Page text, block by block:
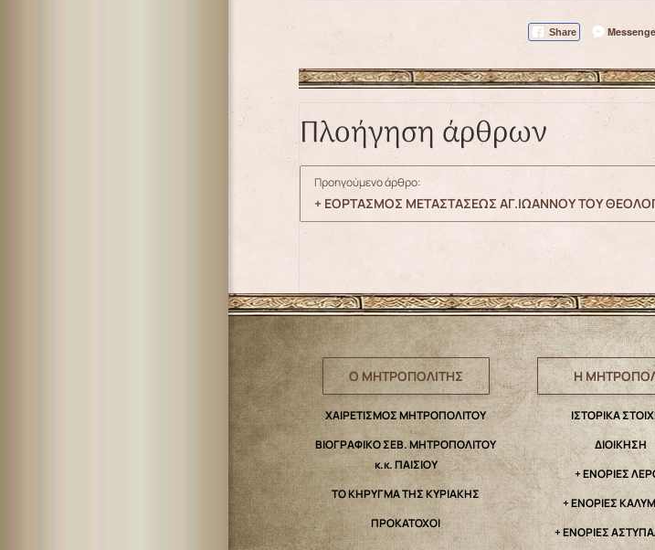
Share
Πλοήγηση άρθρων
Προηγούμενο άρθρο:
+ ΕΟΡΤΑΣΜΟΣ ΜΕΤΑΣΤΑΣΕΩΣ ΑΓ.ΙΩΑΝΝΟΥ ΤΟΥ
Ο ΜΗΤΡΟΠΟΛΙΤΗΣ
ΧΑΙΡΕΤΙΣΜΟΣ ΜΗΤΡΟΠΟΛΙΤΟΥ
ΒΙΟΓΡΑΦΙΚΟ ΣΕΒ. ΜΗΤΡΟΠΟΛΙΤΟΥ
κ.κ. ΠΑΙΣΙΟΥ
ΤΟ ΚΗΡΥΓΜΑ ΤΗΣ ΚΥΡΙΑΚΗΣ
ΠΡΟΚΑΤΟΧΟΙ
Η
IΣΤΟΡΙΚΑ
ΔΙΟΙΚΗΣΗ
+ ΕΝΟΡΙΕΣ
+ ΕΝΟΡΙΕΣ
+ ΕΝΟΡΙΕΣ